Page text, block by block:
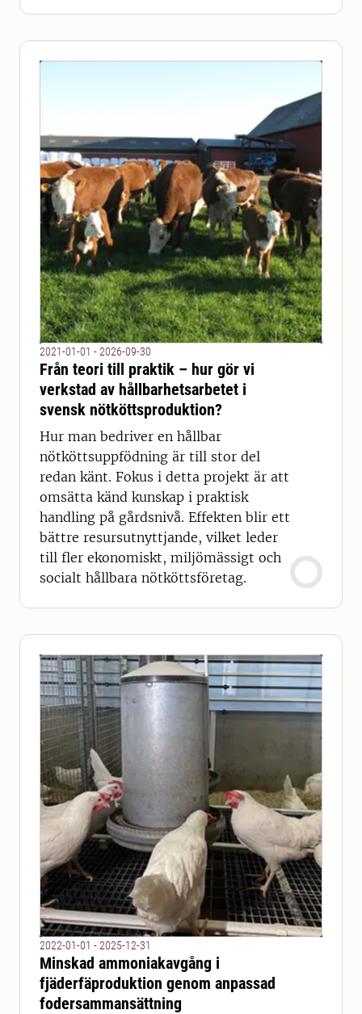
2021-01-01 - 2026-09-30
Från teori till praktik – hur gör vi
verkstad av hållbarhetsarbetet i
svensk nötköttsproduktion?
Hur man bedriver en hållbar
nötköttsuppfödning är till stor del
redan känt. Fokus i detta projekt är att
omsätta känd kunskap i praktisk
handling på gårdsnivå. Effekten blir ett
bättre resursutnyttjande, vilket leder
till fler ekonomiskt, miljömässigt och
socialt hållbara nötköttsföretag.
2022-01-01 - 2025-12-31
Minskad ammoniakavgång i
fjäderfäproduktion genom anpassad
fodersammansättning